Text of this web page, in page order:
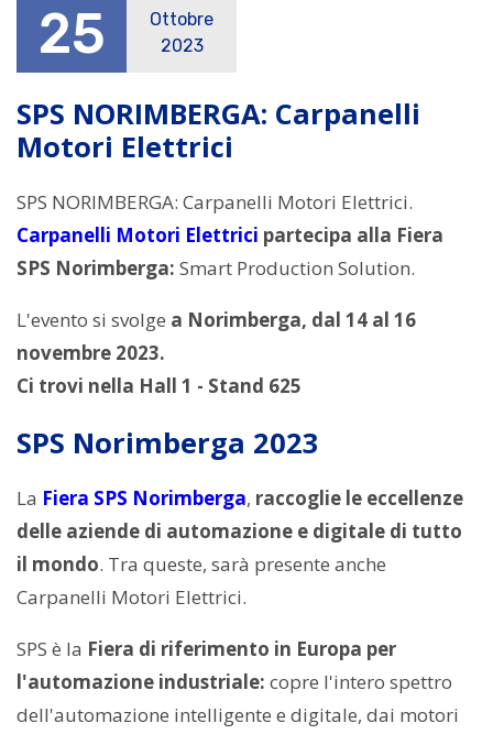
25
Ottobre
2023
SPS NORIMBERGA: Carpanelli
Motori Elettrici
SPS NORIMBERGA: Carpanelli Motori Elettrici.
Carpanelli Motori Elettrici partecipa alla Fiera
SPS Norimberga: Smart Production Solution.
L'evento si svolge a Norimberga, dal 14 al 16
novembre 2023.
Ci trovi nella Hall 1 - Stand 625
SPS Norimberga 2023
La Fiera SPS Norimberga, raccoglie le eccellenze
delle aziende di automazione e digitale di tutto
il mondo. Tra queste, sarà presente anche
Carpanelli Motori Elettrici.
SPS è la Fiera di riferimento in Europa per
l'automazione industriale: copre l'intero spettro
dell'automazione intelligente e digitale, dai motori